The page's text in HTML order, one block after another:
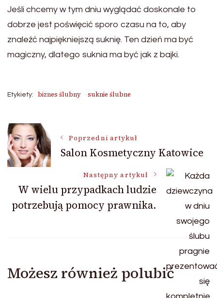
Jeśli chcemy w tym dniu wyglądać doskonale to
dobrze jest poświęcić sporo czasu na to, aby
znaleźć najpiękniejszą suknię. Ten dzień ma być
magiczny, dlatego suknia ma być jak z bajki.
Etykiety: biznes ślubny suknie ślubne
Nawigacja
wpisu
Poprzedni artykuł
Salon Kosmetyczny Katowice
Następny artykuł
W wielu przypadkach ludzie
potrzebują pomocy prawnika.
Możesz również polubić